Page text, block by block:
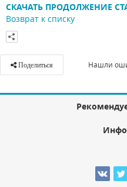
СКАЧАТЬ ПРОДОЛЖЕНИЕ
Возврат к списку
Поделиться Нашли